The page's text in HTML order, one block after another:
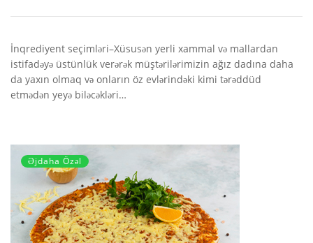
İnqrediyent seçimləri–Xüsusən yerli xammal və mallardan
istifadəyə üstünlük verərək müştərilərimizin ağız dadına daha
da yaxın olmaq və onların öz evlərindəki kimi tərəddüd
etmədən yeyə biləcəkləri…
Əjdaha Özəl